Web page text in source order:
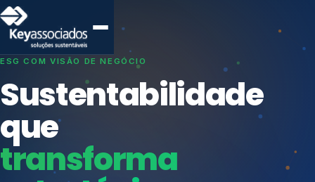
SISTEMAS DE GESTÃO OTIMIZADOS E INTEGRADOS
Conformidade que
protege seu
negócio.
Índices de Mercado